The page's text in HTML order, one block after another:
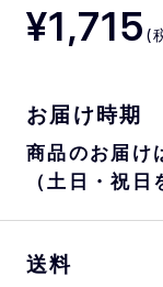
¥1,715 (
お届け時期
商品のお届け
（土日・祝
送料